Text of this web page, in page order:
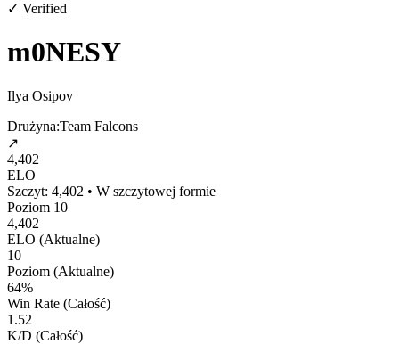
✓ Verified
m0NESY
Ilya Osipov
Drużyna:Team Falcons
↗
4,402
ELO
Szczyt: 4,402 • W szczytowej formie
Poziom 10
4,402
ELO (Aktualne)
10
Poziom (Aktualne)
64%
Win Rate (Całość)
1.52
K/D (Całość)